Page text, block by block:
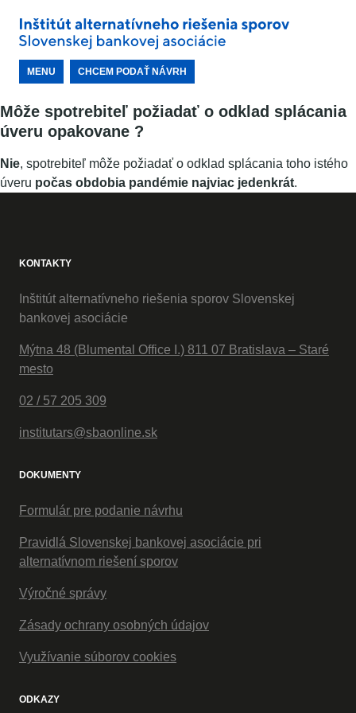
MENU CHCEM PODAŤ NÁVRH
Môže spotrebiteľ požiadať o odklad splácania
úveru opakovane ?
Nie, spotrebiteľ môže požiadať o odklad splácania toho istého
úveru počas obdobia pandémie najviac jedenkrát.
KONTAKTY
Inštitút alternatívneho riešenia sporov Slovenskej
bankovej asociácie
Mýtna 48 (Blumental Office I.) 811 07 Bratislava – Staré
mesto
02 / 57 205 309
institutars@sbaonline.sk
DOKUMENTY
Formulár pre podanie návrhu
Pravidlá Slovenskej bankovej asociácie pri
alternatívnom riešení sporov
Výročné správy
Zásady ochrany osobných údajov
Využívanie súborov cookies
ODKAZY